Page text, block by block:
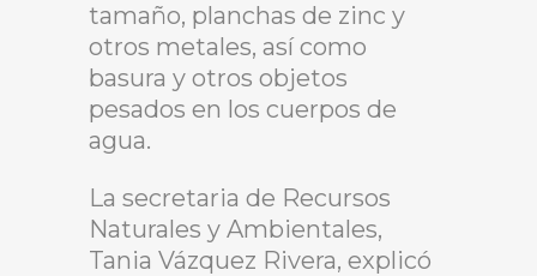
tamaño, planchas de zinc y
otros metales, así como
basura y otros objetos
pesados en los cuerpos de
agua.
La secretaria de Recursos
Naturales y Ambientales,
Tania Vázquez Rivera, explicó